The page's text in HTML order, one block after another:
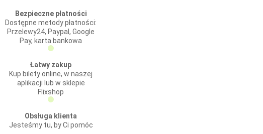
Bezpieczne płatności
Dostępne metody płatności:
Przelewy24, Paypal, Google
Pay, karta bankowa
Łatwy zakup
Kup bilety online, w naszej
aplikacji lub w sklepie
Flixshop
Obsługa klienta
Jesteśmy tu, by Ci pomóc